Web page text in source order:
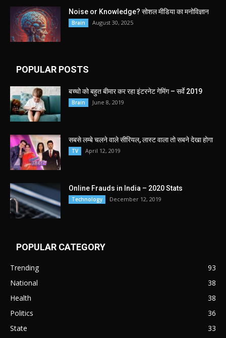
Noise or Knowledge? सोशल मीडिया का मनोविज्ञान
Brain August 30, 2025
POPULAR POSTS
बच्चो को बहुत बीमार कर रहा इंटरनेट गेमिंग – सर्वे 2019
Brain June 8, 2019
सबसे लम्बे चलने वाले सीरियल, लास्ट वाला तो सबने देखा होगा
TV April 12, 2019
Online Frauds in India – 2020 Stats
Technology December 12, 2019
POPULAR CATEGORY
Trending
93
National
38
Health
38
Politics
36
State
33